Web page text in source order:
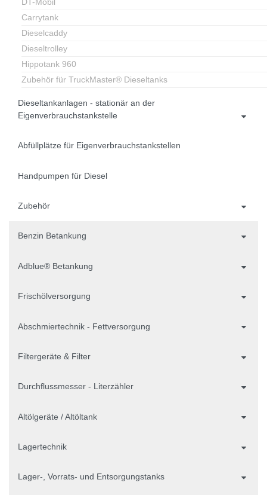
DT-Mobil
Carrytank
Dieselcaddy
Dieseltrolley
Hippotank 960
Zubehör für TruckMaster® Dieseltanks
Dieseltankanlagen - stationär an der
Eigenverbrauchstankstelle
Abfüllplätze für Eigenverbrauchstankstellen
Handpumpen für Diesel
Zubehör
Benzin Betankung
Adblue® Betankung
Frischölversorgung
Abschmiertechnik - Fettversorgung
Filtergeräte & Filter
Durchflussmesser - Literzähler
Altölgeräte / Altöltank
Lagertechnik
Lager-, Vorrats- und Entsorgungstanks